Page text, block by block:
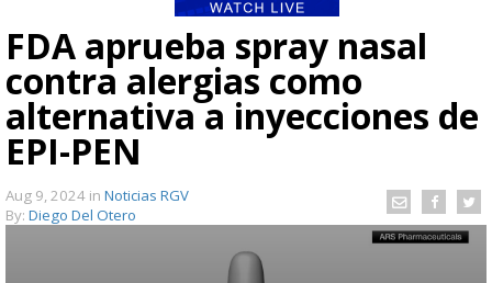
FDA aprueba spray nasal
contra alergias como
alternativa a inyecciones de
EPI-PEN
Aug 9, 2024 in Noticias RGV
By: Diego Del Otero